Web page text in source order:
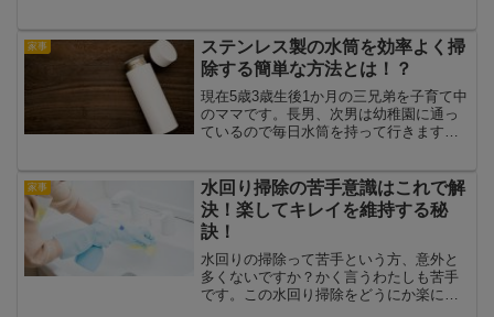
お総菜は好きじゃないしすぐ飽きちゃう
し…なんてこともたくさんあ...
家事
ステンレス製の水筒を効率よく掃
除する簡単な方法とは！？
現在5歳3歳生後1か月の三兄弟を子育て中
のママです。長男、次男は幼稚園に通っ
ているので毎日水筒を持って行きます。
など私と同じように水筒の掃除に困って
いる方もいると思いま...
家事
水回り掃除の苦手意識はこれで解
決！楽してキレイを維持する秘
訣！
水回りの掃除って苦手という方、意外と
多くないですか？かく言うわたしも苦手
です。この水回り掃除をどうにか楽にし